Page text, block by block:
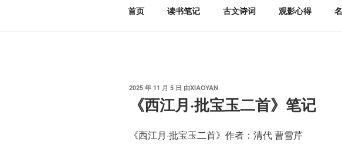
首页 读书笔记 古文诗词 观影心得
发
2025 年 11 月 5 日 由XIAOYAN
《西江月·批宝玉二首》笔记
《西江月·批宝玉二首》作者：清代 曹雪芹